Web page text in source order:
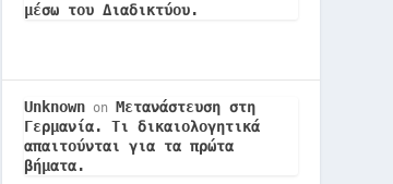
μέσω του Διαδικτύου.
Unknown on Μετανάστευση στη
Γερμανία. Τι δικαιολογητικά
απαιτούνται για τα πρώτα
βήματα.